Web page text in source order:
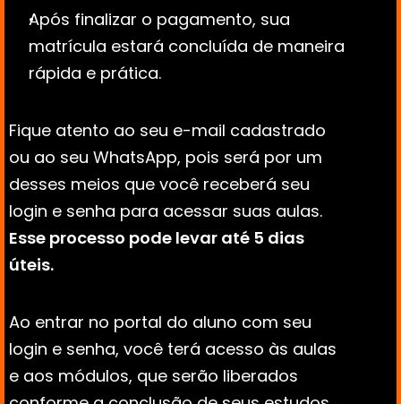
Após finalizar o pagamento, sua
matrícula estará concluída de maneira
rápida e prática.
Fique atento ao seu e-mail cadastrado
ou ao seu WhatsApp, pois será por um
desses meios que você receberá seu
Esse processo pode levar até 5 dias
úteis.
Ao entrar no portal do aluno com seu
login e senha, você terá acesso às aulas
e aos módulos, que serão liberados